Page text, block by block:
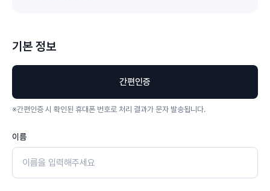
기본 정보
간편인증
※간편인증 시 확인된 휴대폰 번호로 처리 결과가 문자 발송됩니다.
이름